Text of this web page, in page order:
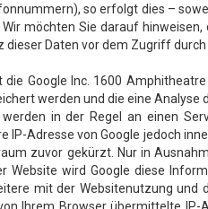
so erfolgt dies –
möchten Sie darauf hinweisen,
Daten vor dem Zugriff
Google Inc. 1600
werden und die eine Analyse
in der Regel an einen
Adresse von Google jedoch
zuvor gekürzt. Nur in
wird Google diese
mit der Websitenutzung und